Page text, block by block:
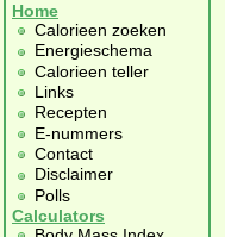
Home
Calorieen zoeken
Energieschema
Calorieen teller
Links
Recepten
E-nummers
Contact
Disclaimer
Polls
Calculators